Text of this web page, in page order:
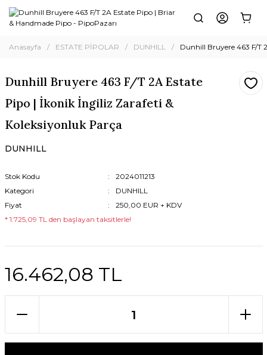
Anasayfa ESTATE PİPOLAR DUNHILL Dunhill Bruyere 463 F/T
Dunhill Bruyere 463 F/T 2A Estate
Pipo | İkonik İngiliz Zarafeti &
Koleksiyonluk Parça
DUNHILL
Stok Kodu
2024011213
Kategori
DUNHILL
Fiyat
250,00 EUR + KDV
* 1.725,09 TL den başlayan taksitlerle!
16.462,08 TL